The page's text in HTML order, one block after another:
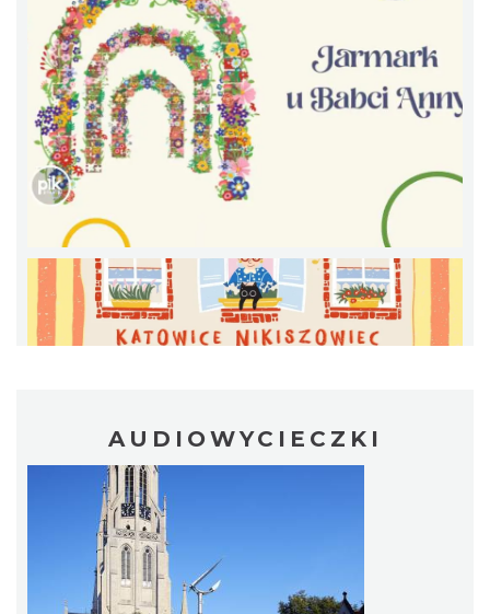
O zbożach, chlebie i ziołach
Chorzów
2026-08-23
4.40 km
Śląsko WilijoAUDIOWYCIECZKI